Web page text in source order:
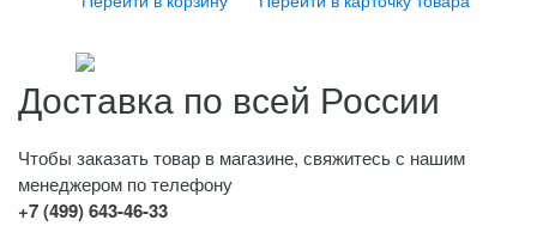
Доставка по всей России
Чтобы заказать товар в магазине, свяжитесь с нашим
менеджером по телефону
+7 (499) 643-46-33